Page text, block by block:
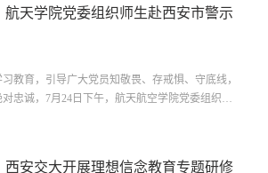
纪行为的严重危害和惨痛教训。他强调，全体教
航天学院党委组织师生赴西安市警示
教育，引导广大党员知敬畏、存戒惧、守底线，
忠诚，7月24日下午，航天航空学院党委组织部
西安交大开展理想信念教育专题研修